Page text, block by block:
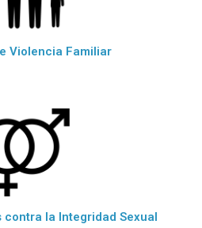
Violencia Familiar
contra la Integridad Sexual